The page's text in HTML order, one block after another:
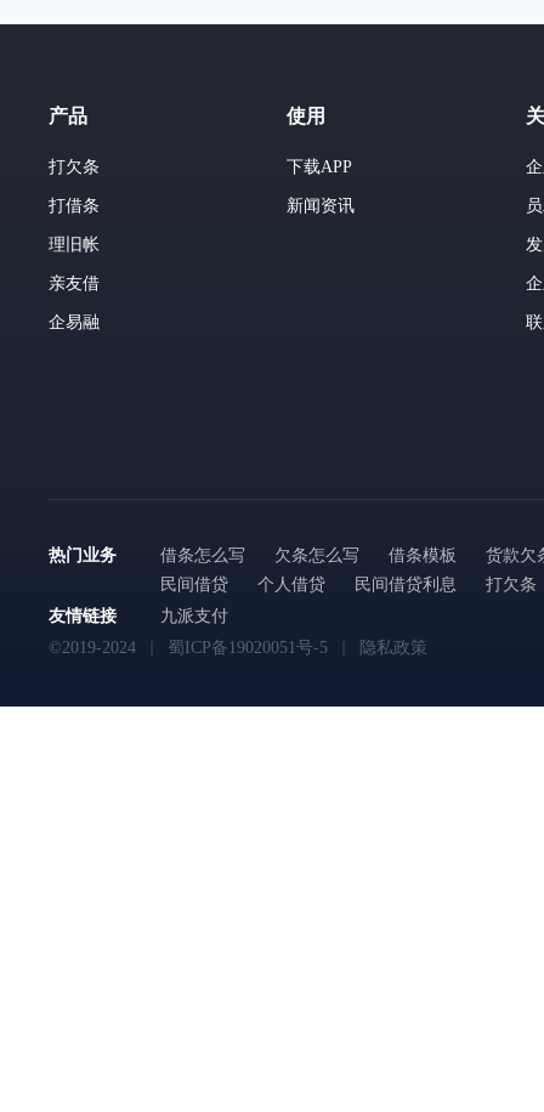
产品
打欠条
打借条
理旧帐
亲友借
企易融
使用
下载APP
新闻资讯
热门业务 借条怎么写 欠条怎么写 借条模板
货款欠
民间借贷
个人借贷 民间借贷利息
打欠条
友情链接
九派支付
©2019-2024
蜀ICP备19020051号-5 隐私政策